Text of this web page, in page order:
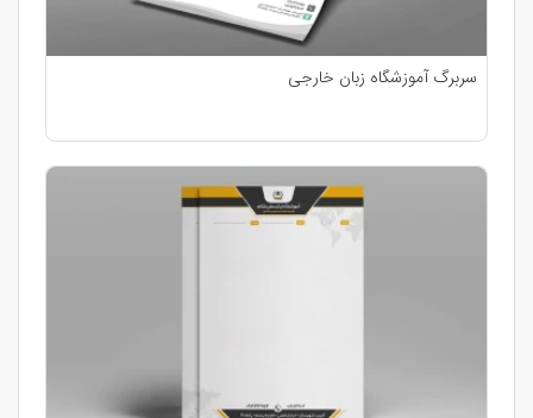
سربرگ آموزشگاه زبان خارجی